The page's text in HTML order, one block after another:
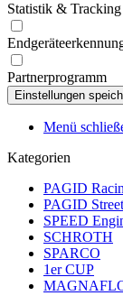
Statistik & Tracking
Partnerprogramm
Menü
Kategorien
PAGID
PAGID
SPEED
SCHROTH
SPARCO
1er CUP